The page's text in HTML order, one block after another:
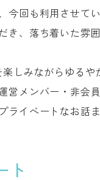
回も利用させてい
き、落ち着いた
しみながらゆるや
営メンバー・非会
ライベートなお話
ト